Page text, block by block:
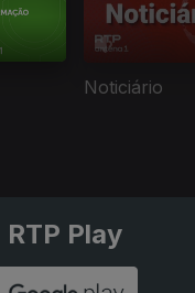
Noticiário
RTP Play